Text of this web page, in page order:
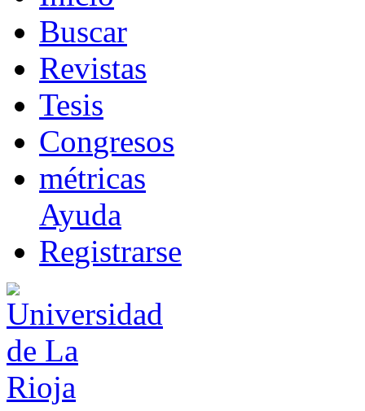
Buscar
Revistas
Tesis
Congresos
métricas
Ayuda
Registrarse